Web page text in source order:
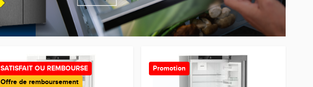
SATISFAIT OU REMBOURSE
Offre de remboursement
Promotion